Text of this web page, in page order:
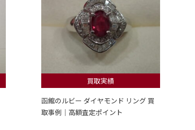
買取実績
函館のルビー ダイヤモンド リング 買
取事例｜高額査定ポイント